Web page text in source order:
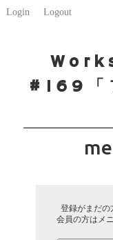
Login Logout
#169「
登録がまだの
会員の方はメ